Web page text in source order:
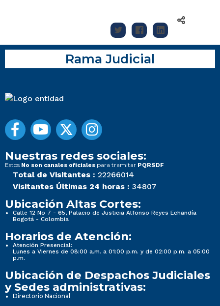
Rama Judicial
Nuestras redes sociales:
Estos No son canales oficiales para tramitar PQRSDF
Total de Visitantes : 22266014
Visitantes Últimas 24 horas : 34807
Ubicación Altas Cortes:
Calle 12 No 7 - 65, Palacio de Justicia Alfonso Reyes Echandía
Bogotá - Colombia
Horarios de Atención:
Atención Presencial:
Lunes a Viernes de 08:00 a.m. a 01:00 p.m. y de 02:00 p.m. a 05:00
p.m.
Ubicación de Despachos Judiciales
y Sedes administrativas:
Directorio Nacional